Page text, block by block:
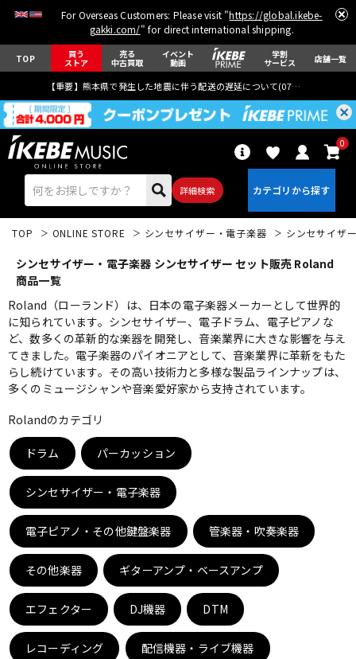
For Overseas Customers: Please visit "https://global.ikebe-
gakki.com/" for direct international shipping.
TOP 買う
ストア
売る
中古買取
イベント
動画
学割
サービス 店舗一覧
【重要】熊本県で発生した地震に伴う配送の遅延について(07月29日
詳細検索
0
エレキギター アコギ/エレアコ
ベース ウクレレ
ドラム
キーボード
管楽器 その他楽器
アンプ エフェクター
TOP ONLINE STORE シンセサイザー・電子楽器 シンセサイザ
シンセサイザー・電子楽器 シンセサイザー セット販売 Roland
商品一覧
Roland（ローランド）は、日本の電子楽器メーカーとして世界的
に知られています。シンセサイザー、電子ドラム、電子ピアノな
ど、数多くの革新的な楽器を開発し、音楽業界に大きな影響を与え
てきました。電子楽器のパイオニアとして、音楽業界に革新をもた
らし続けています。その高い技術力と多様な製品ラインナップは、
多くのミュージシャンや音楽愛好家から支持されています。
Rolandのカテゴリ
ドラム パーカッション
シンセサイザー・電子楽器
電子ピアノ・その他鍵盤楽器 管楽器・吹奏楽器
その他楽器 ギターアンプ・ベースアンプ
エフェクター DJ機器 DTM
レコーディング 配信機器・ライブ機器